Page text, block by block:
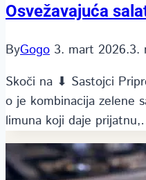
Osvežavajuća
ByGogo 3. mart 2026.3.
Skoči na ⬇ Sastojci
o je kombinacija zelene
limuna koji daje